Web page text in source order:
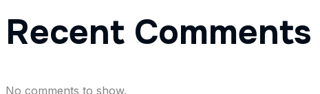
Recent Comments
No comments to show.